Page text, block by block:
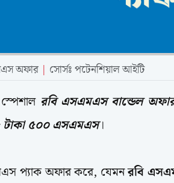
অফার | সোর্সঃ পটেনশিয়াল আইটি
রবি এসএমএস বান্ডেল
৫০০ এসএমএস।
প্যাক অফার করে, যেমনরবি